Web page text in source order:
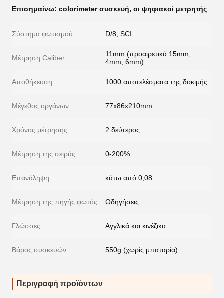
Επισημαίνω: colorimeter συσκευή, οι ψηφιακοί μετρητής
Σύστημα φωτισμού: D/8, SCI
Μέτρηση Caliber:
11mm (προαιρετικά 15mm,
4mm, 6mm)
Αποθήκευση: 1000 αποτελέσματα της δοκιμής
Μέγεθος οργάνων: 77x86x210mm
Χρόνος μέτρησης: 2 δεύτερος
Μέτρηση της σειράς: 0-200%
Επανάληψη: κάτω από 0,08
Μέτρηση της πηγής φωτός: Οδηγήσεις
Γλώσσες: Αγγλικά και κινέζικα
Βάρος συσκευών: 550g (χωρίς μπαταρία)
Περιγραφή προϊόντων